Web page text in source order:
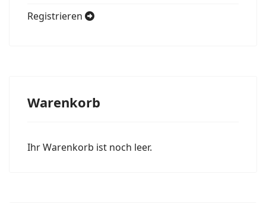
Registrieren
Warenkorb
Ihr Warenkorb ist noch leer.